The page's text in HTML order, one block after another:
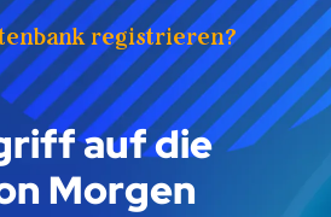
registrieren?
auf die
Morgen